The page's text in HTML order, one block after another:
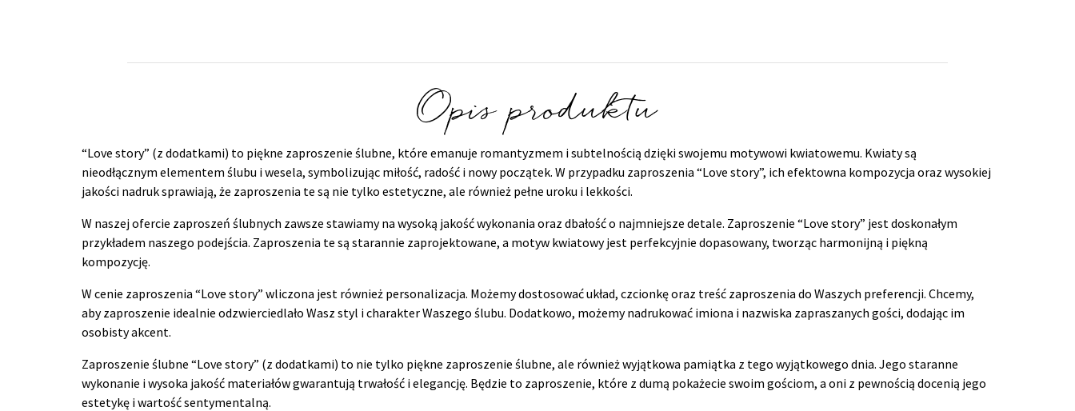
Opis produktu
“Love story” (z dodatkami) to piękne zaproszenie ślubne, które emanuje romantyzmem i subtelnością dzięki swojemu motywowi kwiatowemu. Kwiaty są
nieodłącznym elementem ślubu i wesela, symbolizując miłość, radość i nowy początek. W przypadku zaproszenia “Love story”, ich efektowna kompozycja oraz wysokiej
jakości nadruk sprawiają, że zaproszenia te są nie tylko estetyczne, ale również pełne uroku i lekkości.
W naszej ofercie zaproszeń ślubnych zawsze stawiamy na wysoką jakość wykonania oraz dbałość o najmniejsze detale. Zaproszenie “Love story” jest doskonałym
przykładem naszego podejścia. Zaproszenia te są starannie zaprojektowane, a motyw kwiatowy jest perfekcyjnie dopasowany, tworząc harmonijną i piękną
kompozycję.
W cenie zaproszenia “Love story” wliczona jest również personalizacja. Możemy dostosować układ, czcionkę oraz treść zaproszenia do Waszych preferencji. Chcemy,
aby zaproszenie idealnie odzwierciedlało Wasz styl i charakter Waszego ślubu. Dodatkowo, możemy nadrukować imiona i nazwiska zapraszanych gości, dodając im
osobisty akcent.
Zaproszenie ślubne “Love story” (z dodatkami) to nie tylko piękne zaproszenie ślubne, ale również wyjątkowa pamiątka z tego wyjątkowego dnia. Jego staranne
wykonanie i wysoka jakość materiałów gwarantują trwałość i elegancję. Będzie to zaproszenie, które z dumą pokażecie swoim gościom, a oni z pewnością docenią jego
estetykę i wartość sentymentalną.